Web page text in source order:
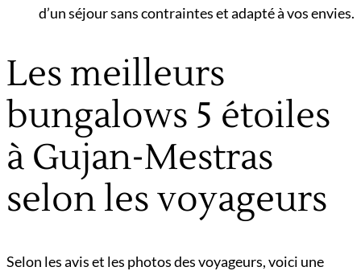
d’un séjour sans contraintes et adapté à vos envies.
Les meilleurs
bungalows 5 étoiles
à Gujan-Mestras
selon les voyageurs
Selon les avis et les photos des voyageurs, voici une